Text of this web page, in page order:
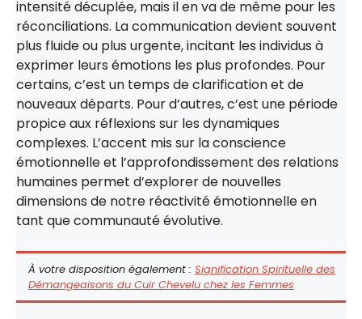
intensité décuplée, mais il en va de même pour les
réconciliations. La communication devient souvent
plus fluide ou plus urgente, incitant les individus à
exprimer leurs émotions les plus profondes. Pour
certains, c’est un temps de clarification et de
nouveaux départs. Pour d’autres, c’est une période
propice aux réflexions sur les dynamiques
complexes. L’accent mis sur la conscience
émotionnelle et l’approfondissement des relations
humaines permet d’explorer de nouvelles
dimensions de notre réactivité émotionnelle en
tant que communauté évolutive.
À votre disposition également : Signification Spirituelle des
Démangeaisons du Cuir Chevelu chez les Femmes